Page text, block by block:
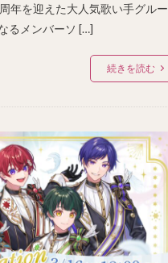
年を迎えた大人気歌い手グルー
るメンバーソ […]
続きを読む